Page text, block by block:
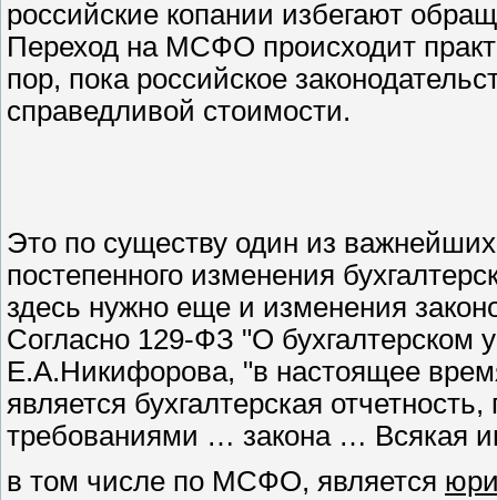
российские копании избегают
Переход на МСФО происходит
пор, пока российское
справедливой стоимости.
Это по существу один из
постепенного изменения
здесь нужно еще и изменения
Согласно 129-ФЗ "О бухгалтерском
Е.А.Никифорова, "в настоящее
является бухгалтерская
требованиями … закона … Всякая
в том числе по МСФО, является